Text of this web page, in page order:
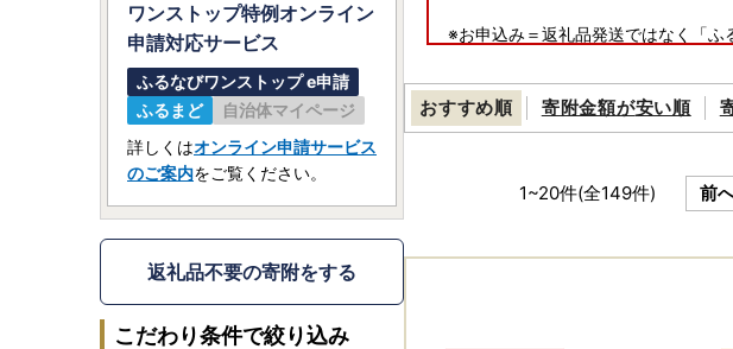
※お申込み＝返礼品発送ではなく「ふ
詳細はこちら
おすすめ順 寄附金額が安い順
1~20件(全149件) 前
ワンストップ特例オンライン
申請対応サービス
ふるなびワンストップ e申請
ふるまど
自治体マイページ
詳しくはオンライン申請サービス
のご案内をご覧ください。
返礼品不要の寄附をする
こだわり条件で絞り込み